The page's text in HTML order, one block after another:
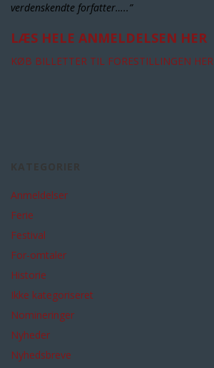
verdenskendte forfatter…..”
LÆS HELE ANMELDELSEN HER
KØB BILLETTER TIL FORESTILLINGEN HER
Anmeldelser
Ferie
Festival
For-omtaler
Historie
Ikke kategoriseret
Nomineringer
Nyheder
Nyhedsbreve